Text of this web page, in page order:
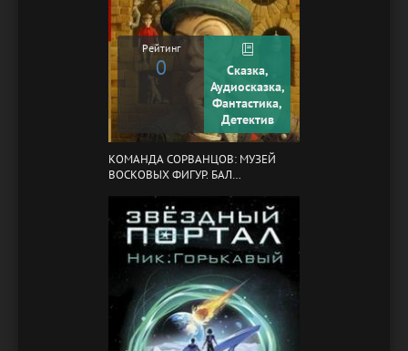
Рейтинг
0
Сказка,
Аудиосказка,
Фантастика,
Детектив
КОМАНДА СОРВАНЦОВ: МУЗЕЙ
ВОСКОВЫХ ФИГУР. БАЛ